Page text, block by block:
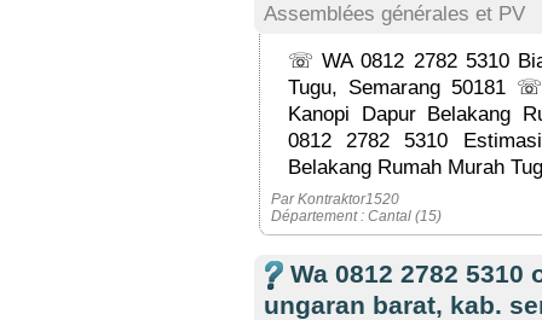
Assemblées générales et PV
☏ WA 0812 2782 5310
Tugu, Semarang 50181
Kanopi Dapur Belakang
0812 2782 5310
Belakang Rumah Murah
Par Kontraktor1520
Département : Cantal (15)
Wa 0812 2782
ungaran barat, kab.